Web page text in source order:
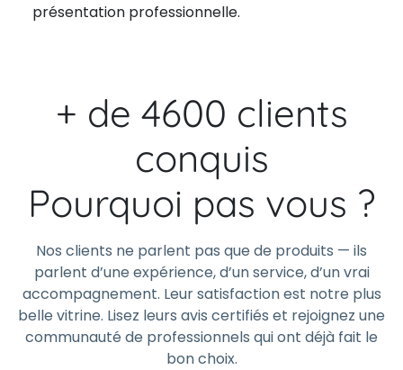
présentation professionnelle.
+ de 4600 clients
conquis
Pourquoi pas vous ?
Nos clients ne parlent pas que de produits — ils
parlent d’une expérience, d’un service, d’un vrai
accompagnement. Leur satisfaction est notre plus
belle vitrine. Lisez leurs avis certifiés et rejoignez une
communauté de professionnels qui ont déjà fait le
bon choix.